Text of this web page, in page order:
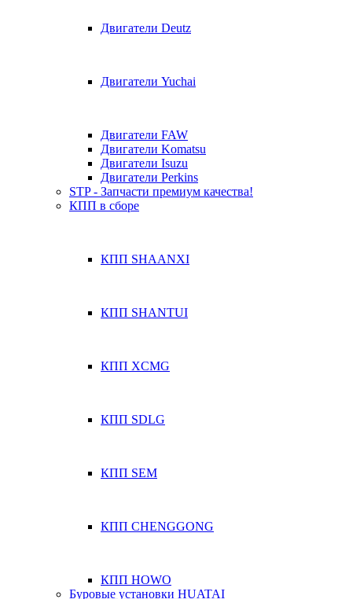
Двигатели Deutz
Двигатели Yuchai
Двигатели FAW
Двигатели Komatsu
Двигатели Isuzu
Двигатели Perkins
STP - Запчасти премиум качества!
КПП в сборе
КПП SHAANXI
КПП SHANTUI
КПП XCMG
КПП SDLG
КПП SEM
КПП CHENGGONG
КПП HOWO
Буровые установки HUATAI